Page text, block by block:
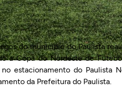
do município do Paulista
a Copa do Nordeste de
no estacionamento do Paulista
da Prefeitura do Paulista.